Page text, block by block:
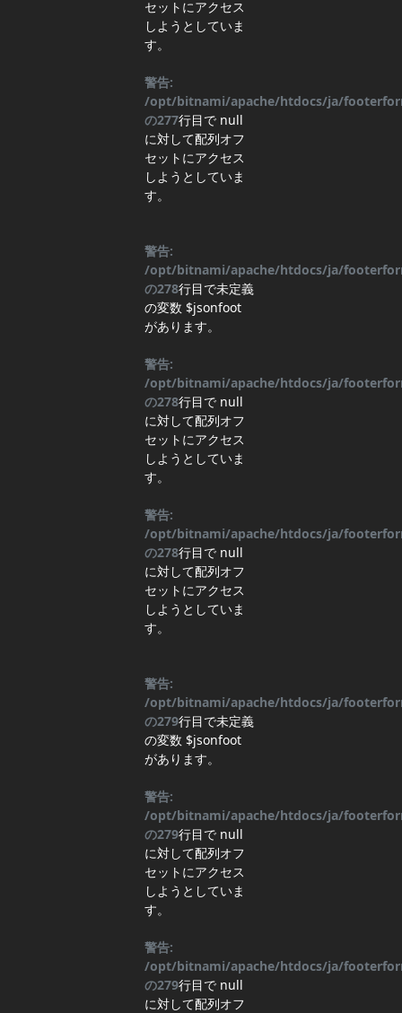
セットにアクセス
しようとしていま
す。
警告:
/opt/bitnami/apache/htdocs/ja/
の277行目で null
に対して配列オフ
セットにアクセス
しようとしていま
す。
警告:
/opt/bitnami/apache/htdocs/ja/
の278行目で未定義
の変数 $jsonfoot
があります。
警告:
/opt/bitnami/apache/htdocs/ja/
の278行目で null
に対して配列オフ
セットにアクセス
しようとしていま
す。
警告:
/opt/bitnami/apache/htdocs/ja/
の278行目で null
に対して配列オフ
セットにアクセス
しようとしていま
す。
警告:
/opt/bitnami/apache/htdocs/ja/
の279行目で未定義
の変数 $jsonfoot
があります。
警告:
/opt/bitnami/apache/htdocs/ja/
の279行目で null
に対して配列オフ
セットにアクセス
しようとしていま
す。
警告:
/opt/bitnami/apache/htdocs/ja/
の279行目で null
に対して配列オフ